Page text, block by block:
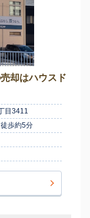
却はハウスド
目3411
歩約5分